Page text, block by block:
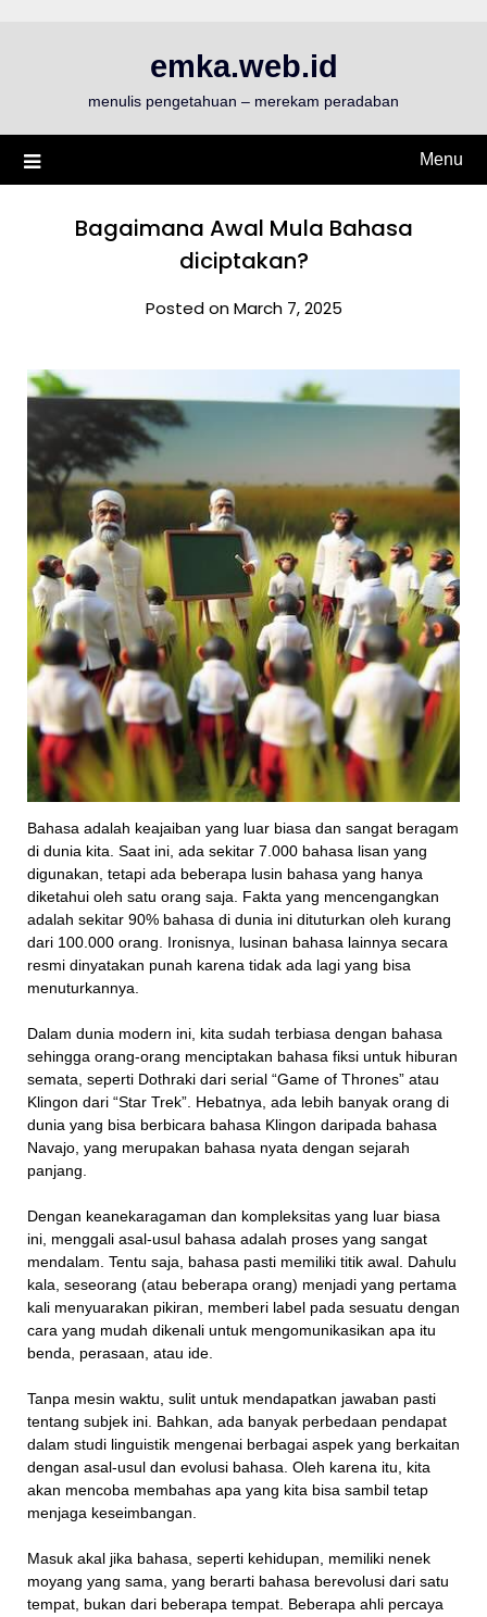
emka.web.id
menulis pengetahuan – merekam peradaban
Menu
Bagaimana Awal Mula Bahasa
diciptakan?
Posted on March 7, 2025
Bahasa adalah keajaiban yang luar biasa dan sangat beragam
di dunia kita. Saat ini, ada sekitar 7.000 bahasa lisan yang
digunakan, tetapi ada beberapa lusin bahasa yang hanya
diketahui oleh satu orang saja. Fakta yang mencengangkan
adalah sekitar 90% bahasa di dunia ini dituturkan oleh kurang
dari 100.000 orang. Ironisnya, lusinan bahasa lainnya secara
resmi dinyatakan punah karena tidak ada lagi yang bisa
menuturkannya.
Dalam dunia modern ini, kita sudah terbiasa dengan bahasa
sehingga orang-orang menciptakan bahasa fiksi untuk hiburan
semata, seperti Dothraki dari serial “Game of Thrones” atau
Klingon dari “Star Trek”. Hebatnya, ada lebih banyak orang di
dunia yang bisa berbicara bahasa Klingon daripada bahasa
Navajo, yang merupakan bahasa nyata dengan sejarah
panjang.
Dengan keanekaragaman dan kompleksitas yang luar biasa
ini, menggali asal-usul bahasa adalah proses yang sangat
mendalam. Tentu saja, bahasa pasti memiliki titik awal. Dahulu
kala, seseorang (atau beberapa orang) menjadi yang pertama
kali menyuarakan pikiran, memberi label pada sesuatu dengan
cara yang mudah dikenali untuk mengomunikasikan apa itu
benda, perasaan, atau ide.
Tanpa mesin waktu, sulit untuk mendapatkan jawaban pasti
tentang subjek ini. Bahkan, ada banyak perbedaan pendapat
dalam studi linguistik mengenai berbagai aspek yang berkaitan
dengan asal-usul dan evolusi bahasa. Oleh karena itu, kita
akan mencoba membahas apa yang kita bisa sambil tetap
menjaga keseimbangan.
Masuk akal jika bahasa, seperti kehidupan, memiliki nenek
moyang yang sama, yang berarti bahasa berevolusi dari satu
tempat, bukan dari beberapa tempat. Beberapa ahli percaya